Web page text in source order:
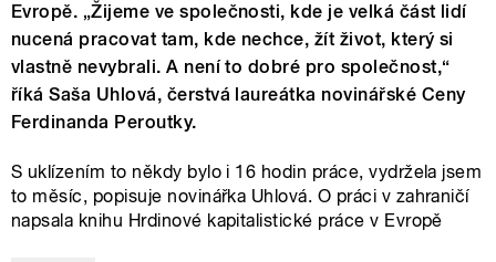
Evropě. „Žijeme ve společnosti, kde je velká část lidí
nucená pracovat tam, kde nechce, žít život, který si
vlastně nevybrali. A není to dobré pro společnost,“
říká Saša Uhlová, čerstvá laureátka novinářské Ceny
Ferdinanda Peroutky.
S uklízením to někdy bylo i 16 hodin práce, vydržela jsem
to měsíc, popisuje novinářka Uhlová. O práci v zahraničí
napsala knihu Hrdinové kapitalistické práce v Evropě